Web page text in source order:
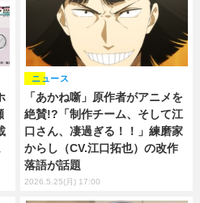
「あかね噺」原作者がアニメを
絶賛!?「制作チーム、そして江
口さん、凄過ぎる！！」練磨家
からし（CV.江口拓也）の改作
落語が話題
ニュース
2026.5.25(月) 17:00